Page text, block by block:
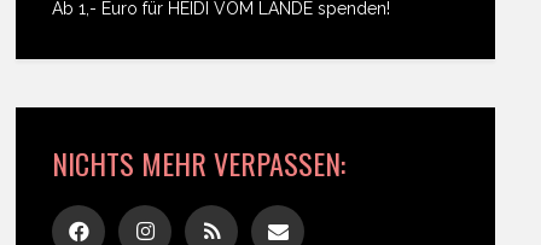
Ab 1,- Euro für HEIDI VOM LANDE spenden!
NICHTS MEHR VERPASSEN: